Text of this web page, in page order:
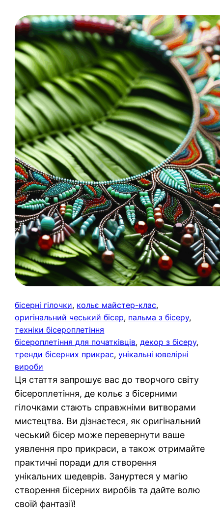
бісерні гілочки, кольє майстер-клас
оригінальний чеський бісер, пальма з бісеру
техніки бісероплетіння
бісероплетіння для початківців, декор з бісеру
тренди бісерних прикрас, унікальні ювелірні
вироби
Ця стаття запрошує вас до творчого світу
бісероплетіння, де кольє з бісерними
гілочками стають справжніми витворами
мистецтва. Ви дізнаєтеся, як оригінальний
чеський бісер може перевернути ваше
уявлення про прикраси, а також отримайте
практичні поради для створення
унікальних шедеврів. Зануртеся у магію
створення бісерних виробів та дайте волю
своїй фантазії!